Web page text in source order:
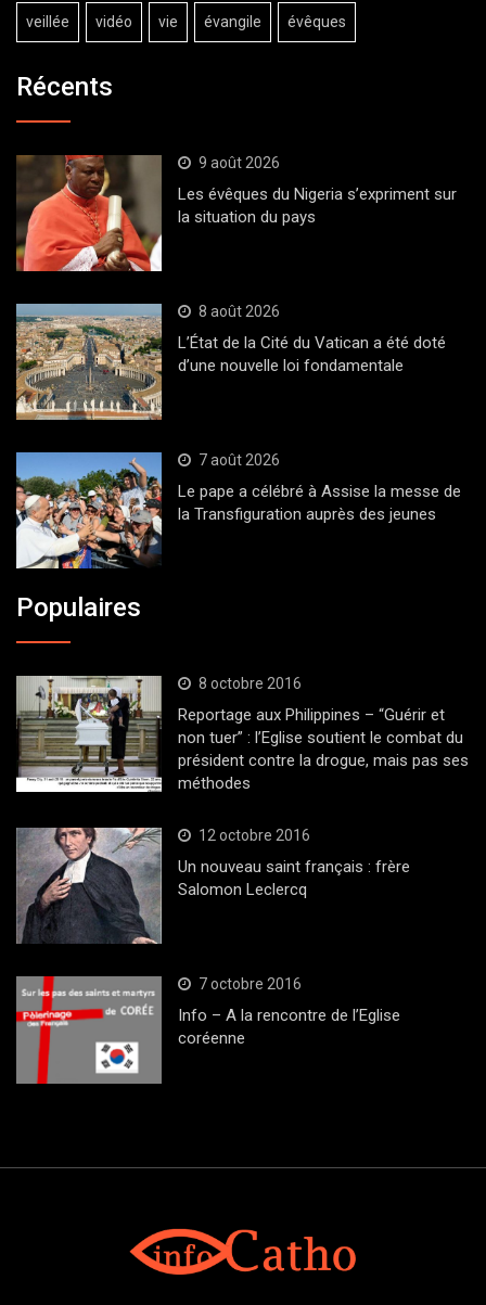
veillée vidéo vie évangile évêques
Récents
9 août 2026
Les évêques du Nigeria s’expriment sur
la situation du pays
8 août 2026
L’État de la Cité du Vatican a été doté
d’une nouvelle loi fondamentale
7 août 2026
Le pape a célébré à Assise la messe de
la Transfiguration auprès des jeunes
Populaires
8 octobre 2016
Reportage aux Philippines – “Guérir et
non tuer” : l’Eglise soutient le combat du
président contre la drogue, mais pas ses
méthodes
12 octobre 2016
Un nouveau saint français : frère
Salomon Leclercq
7 octobre 2016
Info – A la rencontre de l’Eglise
coréenne